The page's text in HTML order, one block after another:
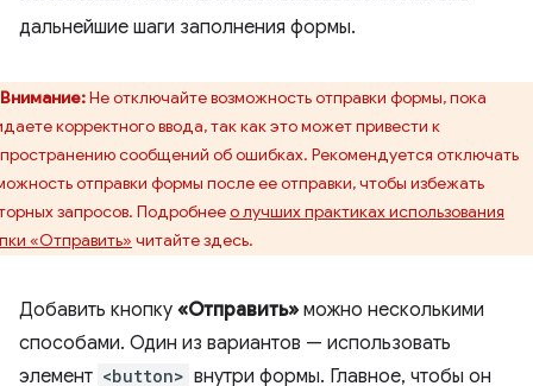
дальнейшие шаги заполнения формы.
Внимание:Не отключайте возможность отправки формы, пока
корректного ввода, так как это может привести к
сообщений об ошибках. Рекомендуется отключать
отправки формы после ее отправки, чтобы избежать
запросов. Подробнеео лучших практиках использования
«Отправить» читайте здесь.
Добавить кнопку «Отправить» можно несколькими
способами. Один из вариантов — использовать
элемент <button> внутри формы. Главное, чтобы он